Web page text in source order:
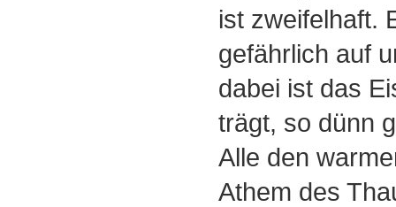
ist zweifelhaft.
gefährlich auf
dabei ist das
trägt, so dünn
Alle den
Athem des